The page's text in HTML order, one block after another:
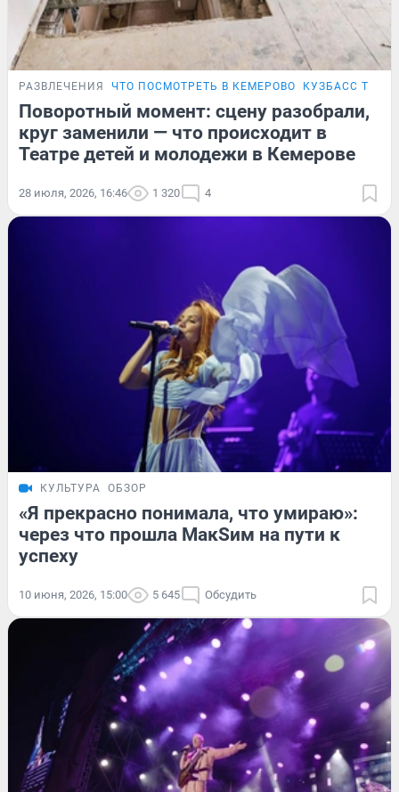
РАЗВЛЕЧЕНИЯ ЧТО ПОСМОТРЕТЬ В КЕМЕРОВО КУЗБАСС
Поворотный момент: сцену разобрали,
круг заменили — что происходит в
Театре детей и молодежи в Кемерове
28 июля, 2026, 16:46 1 320 4
КУЛЬТУРА ОБЗОР
«Я прекрасно понимала, что умираю»:
через что прошла МакSим на пути к
успеху
10 июня, 2026, 15:00 5 645 Обсудить